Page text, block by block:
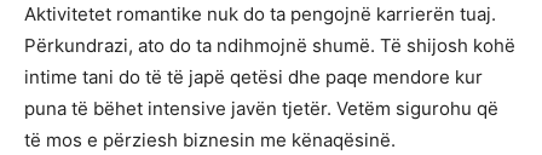
Aktivitetet romantike nuk do ta pengojnë karrierën tuaj.
Përkundrazi, ato do ta ndihmojnë shumë. Të shijosh kohë
intime tani do të të japë qetësi dhe paqe mendore kur
puna të bëhet intensive javën tjetër. Vetëm sigurohu që
të mos e përziesh biznesin me kënaqësinë.